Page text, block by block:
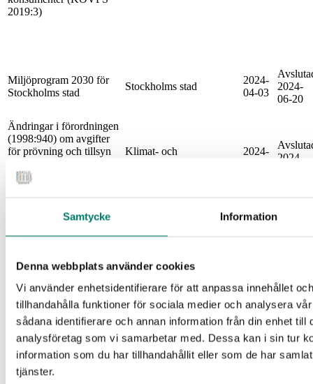
Samtycke Information
Denna webbplats använder cookies
Vi använder enhetsidentifierare för att anpassa innehållet
tillhandahålla funktioner för sociala medier och analysera
sådana identifierare och annan information från din enhet
analysföretag som vi samarbetar med. Dessa kan i sin tur
information som du har tillhandahållit eller som de har
tjänster.
2019:3)
Miljöprogram 2030 för
Stockholms stad
Stockholms stad
2024-
04-03
2024-
06-20
Ändringar i förordningen
(1998:940) om avgifter
för prövning och tillsyn
gällande
Klimat- och
2024-
2024-
föreskrifter om
2024-
Tillfälliga
handelsbeteckningar för
vattenbruksprodukter
Livsmedelsverket
2024-
2024-
04-11
Delbetänkandet Nya
regler om cybersäkerhet
(SOU 2024:18)
Försvarsdepartementet
03-06
2024-
05-28
Revidering av befintlig
vägledning gällande